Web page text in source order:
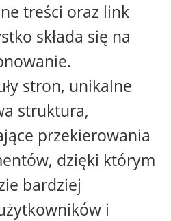
treści oraz link
składa się na
stron, unikalne
struktura,
przekierowania
dzięki którym
bardziej
i